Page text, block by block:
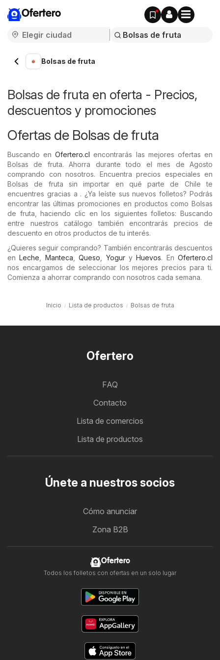
Ofertero
Bolsas de fruta
Bolsas de fruta en oferta - Precios,
descuentos y promociones
Ofertas de Bolsas de fruta
Buscando enOfertero.cl encontrarás las mejores ofertas en
Bolsas de fruta. Ahorra durante todo el mes de Agosto
comprando con nosotros. Encuentra precios especiales en
Bolsas de fruta sin importar en qué parte de Chile te
encuentres gracias a . ¿Ya leíste sus nuevos folletos? Podrás
encontrar las últimas promociones en productos como Bolsas
de fruta, haciendo clic en los siguientes folletos: Buscando
entre nuestros catálogo también encontrarás precios de
descuento en otros productos de tu interés.
¿Quieres seguir comprando? También encontrarás descuentos
enLeche Manteca ,Queso YoguryHuevos. En Ofertero.cl
nos encargamos de seleccionar los mejores precios para ti.
Comienza a ahorrar comprando con nosotros cada semana.
Inicio Lista de productos Bolsas de fruta
Ofertero
FAQ
Contacto
Lista de comercios
Lista de productos
Únete a nuestros socios
Cómo anunciar
Zona B2B
Ofertero
Todos los folletos con ofertas en un solo lugar